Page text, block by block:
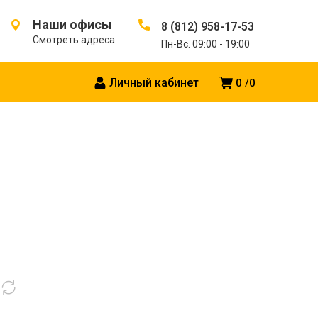
Наши офисы
Смотреть адреса
8 (812) 958-17-53
Пн-Вс. 09:00 - 19:00
0 0
Личный кабинет